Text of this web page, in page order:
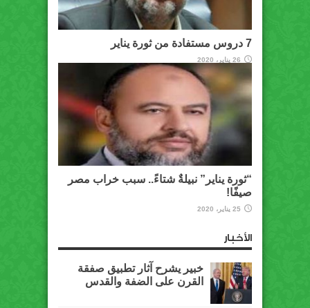
7 دروس مستفادة من ثورة يناير
26 يناير، 2020
“ثورة يناير” نبيلةٌ شتاءً.. سبب خراب مصر
صيفًا!
25 يناير، 2020
الأخبار
خبير يشرح آثار تطبيق صفقة
القرن على الضفة والقدس